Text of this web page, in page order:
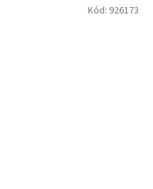
Kód: 926173